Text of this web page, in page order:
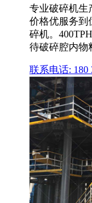
专业破碎机生
价格优服务到
碎机。
待破碎腔内物
联系电话: 180